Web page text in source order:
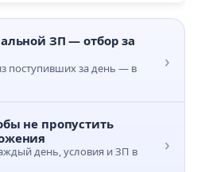
ЗП — отбор за
поступивших за день — в
›
не пропустить
день, условия и ЗП в
›